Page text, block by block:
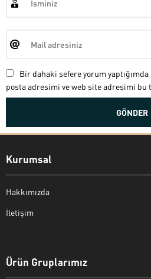
Bir dahaki sefere yorum
posta adresimi ve web site adresimi bu
Kurumsal
Hakkımızda
İletişim
Ürün Gruplarımız